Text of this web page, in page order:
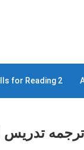
for Reading 2
تدریس